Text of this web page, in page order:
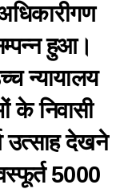
हुआ।
न्यायालय
के निवासी
उत्साह देखने
5000